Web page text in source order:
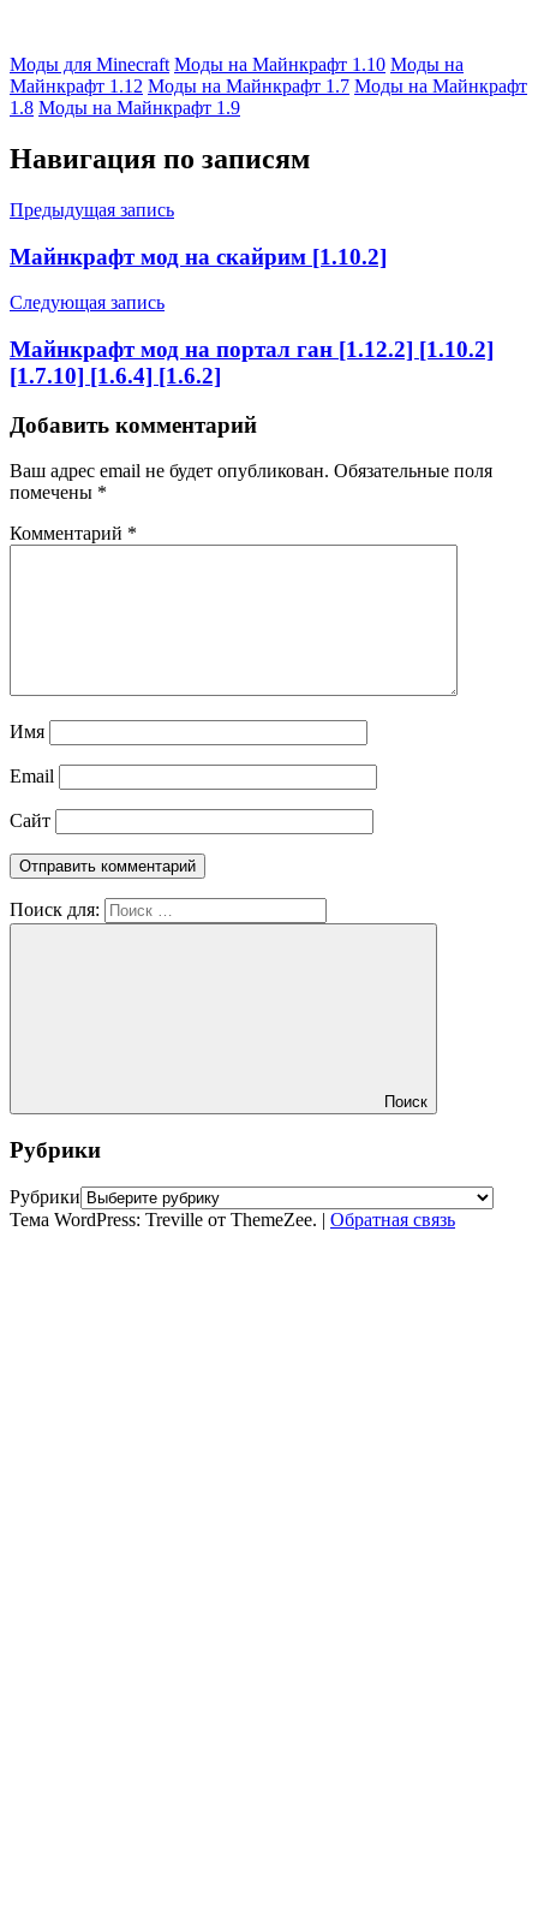
Моды для Minecraft Моды на Майнкрафт 1.10 Моды на
Майнкрафт 1.12 Моды на Майнкрафт 1.7 Моды на Майнкрафт
1.8 Моды на Майнкрафт 1.9
Навигация по записям
Предыдущая запись
Майнкрафт мод на скайрим [1.10.2]
Следующая запись
Майнкрафт мод на портал ган [1.12.2] [1.10.2]
[1.7.10] [1.6.4] [1.6.2]
Добавить комментарий
Ваш адрес email не будет опубликован. Обязательные поля
помечены *
Комментарий *
Имя
Email
Сайт
Поиск для:
Поиск
Рубрики
Рубрики
Тема WordPress: Treville от ThemeZee. | Обратная связь